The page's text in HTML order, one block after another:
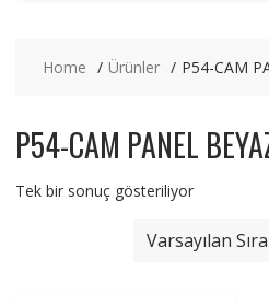
Home Ürünler P54-CAM
P54-CAM PANEL
Tek bir sonuç gösteriliyor